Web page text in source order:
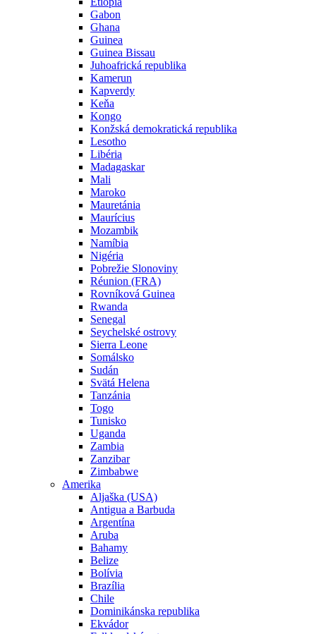
Gabon
Ghana
Guinea
Guinea Bissau
Juhoafrická republika
Kamerun
Kapverdy
Keňa
Kongo
Konžská demokratická republika
Lesotho
Libéria
Madagaskar
Mali
Maroko
Mauretánia
Maurícius
Mozambik
Namíbia
Nigéria
Pobrežie Slonoviny
Réunion (FRA)
Rovníková Guinea
Rwanda
Senegal
Seychelské ostrovy
Sierra Leone
Somálsko
Sudán
Svätá Helena
Tanzánia
Togo
Tunisko
Uganda
Zambia
Zanzibar
Zimbabwe
Amerika
Aljaška (USA)
Antigua a Barbuda
Argentína
Aruba
Bahamy
Belize
Bolívia
Brazília
Chile
Dominikánska republika
Ekvádor